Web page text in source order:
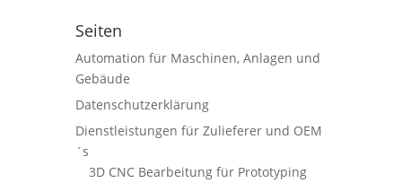
Seiten
Automation für Maschinen, Anlagen und
Gebäude
Datenschutzerklärung
Dienstleistungen für Zulieferer und OEM
´s
3D CNC Bearbeitung für Prototyping